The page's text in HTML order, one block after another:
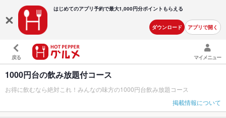
はじめてのアプリ予約で最大1,000円分ポイントもらえる
ダウンロード アプリで開く
戻る マイメニュー
1000円台の飲み放題付コース
お得に飲むなら絶対これ！みんなの味方の1000円台飲み放題コース
掲載情報について